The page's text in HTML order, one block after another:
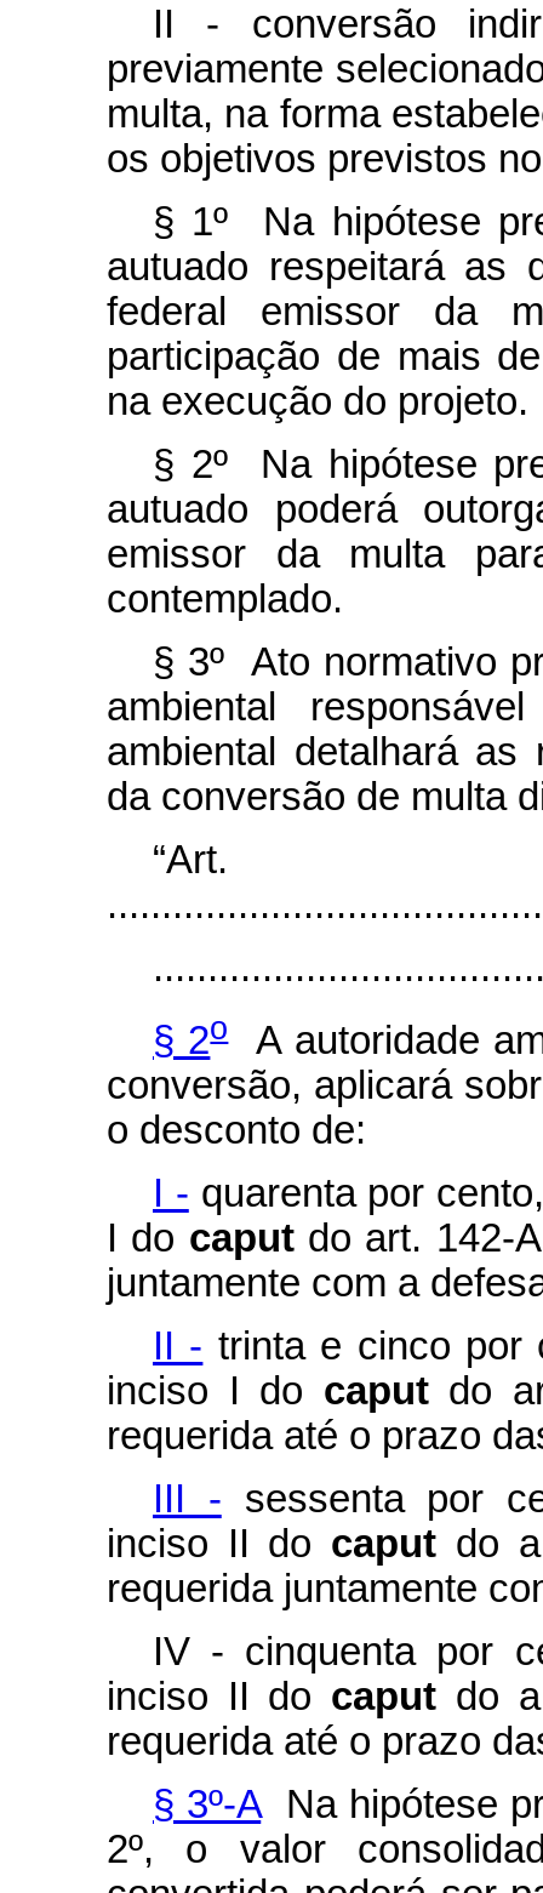
II - conversão
previamente
multa, na forma
os objetivos previstos
§ 1º Na hipótese
autuado respeitará as
federal emissor da
participação de mais
na execução do projeto.
§ 2º Na hipótese
autuado poderá
emissor da multa
contemplado.
§ 3º Ato normativo
ambiental
ambiental detalhará as
da conversão de multa
§ 2oA autoridade
conversão, aplicará
o desconto de:
I - quarenta por
I do caput do art. 142-
juntamente com a
II - trinta e cinco por
inciso I do caput do
requerida até o prazo
III - sessenta por
inciso II do caput do
requerida juntamente
IV - cinquenta por
inciso II do caput do
requerida até o prazo
§ 3º-ANa hipótese
2º, o valor